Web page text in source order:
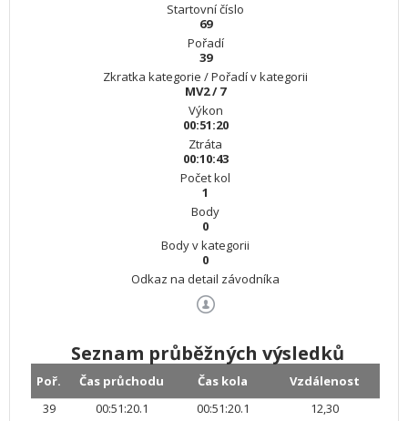
Startovní číslo
69
Pořadí
39
Zkratka kategorie / Pořadí v kategorii
MV2 / 7
Výkon
00:51:20
Ztráta
00:10:43
Počet kol
1
Body
0
Body v kategorii
0
Odkaz na detail závodníka
Seznam průběžných výsledků
Poř. Čas průchodu Čas kola
Vzdálenost
39
00:51:20.1 00:51:20.1 12,30